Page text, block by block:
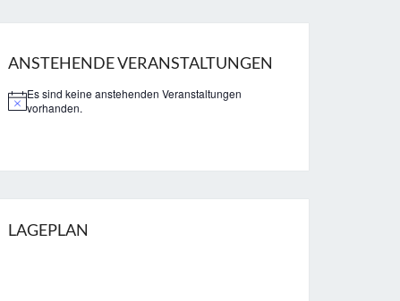
ANSTEHENDE VERANSTALTUNGEN
Es sind keine anstehenden Veranstaltungen
vorhanden.
LAGEPLAN